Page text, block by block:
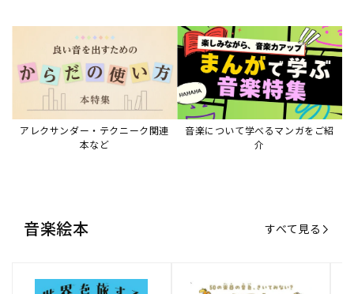
アレクサンダー・テクニーク関連
本など
音楽について学べるマンガをご紹
介
音楽絵本 すべて見る